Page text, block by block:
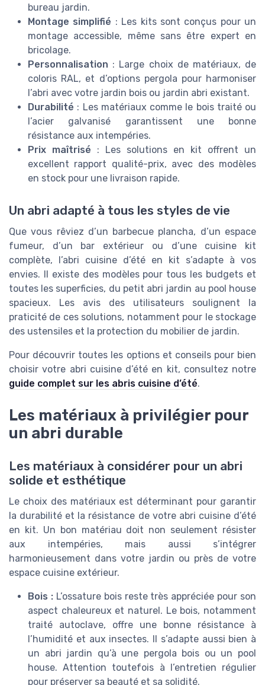
bureau jardin.
Montage simplifié : Les kits sont conçus pour un
montage accessible, même sans être expert en
bricolage.
Personnalisation : Large choix de matériaux, de
coloris RAL, et d’options pergola pour harmoniser
l’abri avec votre jardin bois ou jardin abri existant.
Durabilité : Les matériaux comme le bois traité ou
l’acier galvanisé garantissent une bonne
résistance aux intempéries.
Prix maîtrisé : Les solutions en kit offrent un
excellent rapport qualité-prix, avec des modèles
en stock pour une livraison rapide.
Un abri adapté à tous les styles de vie
Que vous rêviez d’un barbecue plancha, d’un espace
fumeur, d’un bar extérieur ou d’une cuisine kit
complète, l’abri cuisine d’été en kit s’adapte à vos
envies. Il existe des modèles pour tous les budgets et
toutes les superficies, du petit abri jardin au pool house
spacieux. Les avis des utilisateurs soulignent la
praticité de ces solutions, notamment pour le stockage
des ustensiles et la protection du mobilier de jardin.
Pour découvrir toutes les options et conseils pour bien
choisir votre abri cuisine d’été en kit, consultez notre
guide complet sur les abris cuisine d’été.
Les matériaux à privilégier pour
un abri durable
Les matériaux à considérer pour un abri
solide et esthétique
Le choix des matériaux est déterminant pour garantir
la durabilité et la résistance de votre abri cuisine d’été
en kit. Un bon matériau doit non seulement résister
aux intempéries, mais aussi s’intégrer
harmonieusement dans votre jardin ou près de votre
espace cuisine extérieur.
Bois :L’ossature bois reste très appréciée pour son
aspect chaleureux et naturel. Le bois, notamment
traité autoclave, offre une bonne résistance à
l’humidité et aux insectes. Il s’adapte aussi bien à
un abri jardin qu’à une pergola bois ou un pool
house. Attention toutefois à l’entretien régulier
pour préserver sa beauté et sa solidité.